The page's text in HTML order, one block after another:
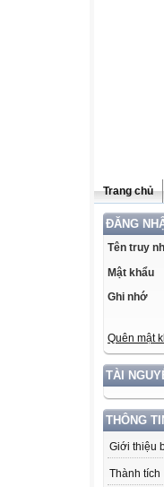
Trang chủ
ĐĂNG
Tên truy
Mật khẩu
Ghi nhớ
Quên mật
TÀI
THÔNG
Giới thiệu
Thành tích